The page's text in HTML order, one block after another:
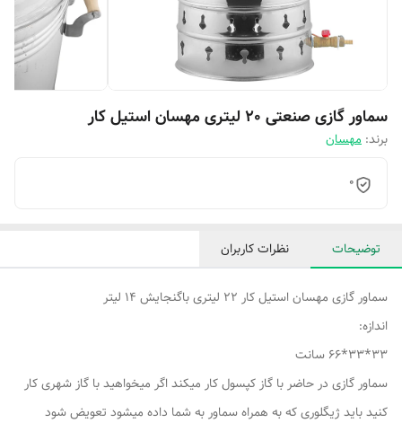
سماور گازی صنعتی 20 لیتری مهسان استیل کار
برند: مهسان
0
توضیحات نظرات کاربران
سماور گازی مهسان استیل کار 22 لیتری باگنجایش 14 لیتر
اندازه:
33*33*66 سانت
سماور گازی در حاضر با گاز کپسول کار میکند اگر میخواهید با گاز شهری کار
کنید باید ژیگلوری که به همراه سماور به شما داده میشود تعویض شود